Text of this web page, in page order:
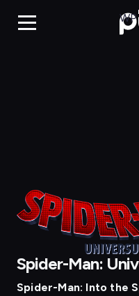
Spider-Man:
Spider-Man: Into the